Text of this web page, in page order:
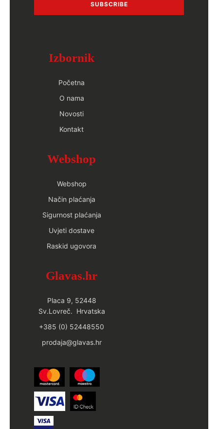
SUBSCRIBE
Izbornik
Početna
O nama
Novosti
Kontakt
Webshop
Webshop
Način plaćanja
Sigurnost plaćanja
Uvjeti dostave
Raskid ugovora
Glavas.hr
Placa 9, 52448
Sv.Lovreč. Hrvatska
+385 (0) 52448550
prodaja@glavas.hr